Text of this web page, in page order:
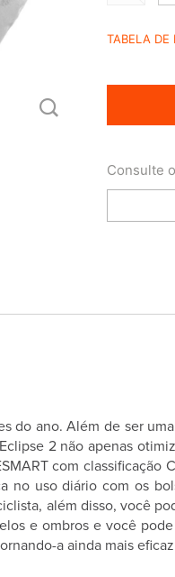
TABELA DE
do ano. Além de ser
2 não apenas
com
no uso diário com os
além disso, você
e ombros e você
a ainda mais